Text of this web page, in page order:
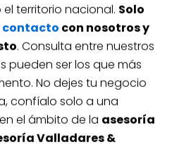
territorio nacional. Solo
contacto con nosotros y
. Consulta entre nuestros
pueden ser los que más
No dejes tu negocio
confíalo solo a una
el ámbito de la asesoría
Valladares &